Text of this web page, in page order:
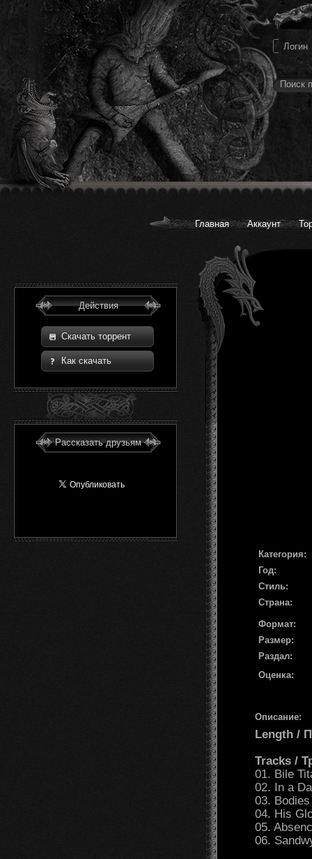
Главная Аккаунт
Действия
Скачать торрент
Как скачать
Рассказать друзьям
Категория:
Год:
Стиль:
Страна:
Формат:
Размер:
Раздал:
Оценка:
Описание:
Length /
Tracks /
01. Bile
02. In a
03.
04. His
05.
06.